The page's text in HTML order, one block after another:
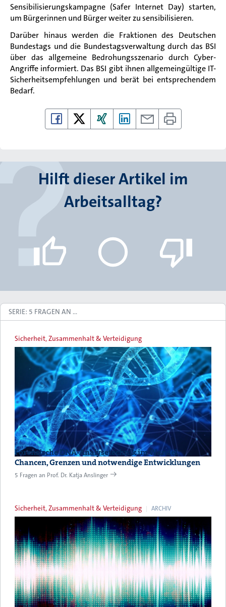
Sensibilisierungskampagne (Safer Internet Day) starten,
um Bürgerinnen und Bürger weiter zu sensibilisieren.
Darüber hinaus werden die Fraktionen des Deutschen
Bundestags und die Bundestagsverwaltung durch das BSI
über das allgemeine Bedrohungsszenario durch Cyber-
Angriffe informiert. Das BSI gibt ihnen allgemeingültige IT-
Sicherheitsempfehlungen und berät bei entsprechendem
Bedarf.
Hilft dieser Artikel im
Arbeitsalltag?
SERIE: 5 FRAGEN AN ...
Sicherheit, Zusammenhalt & Verteidigung
Forensische DNA-Analysetechnik im Wandel:
Chancen, Grenzen und notwendige Entwicklungen
5 Fragen an Prof. Dr. Katja Anslinger
Sicherheit, Zusammenhalt & Verteidigung ARCHIV